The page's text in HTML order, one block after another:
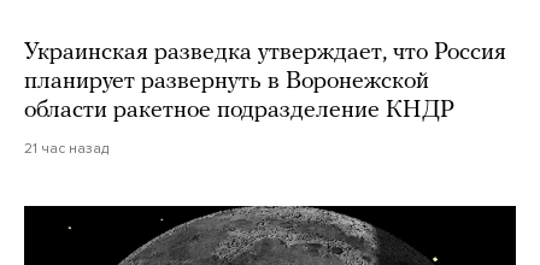
Украинская разведка утверждает, что Россия
планирует развернуть в Воронежской
области ракетное подразделение КНДР
21 час назад